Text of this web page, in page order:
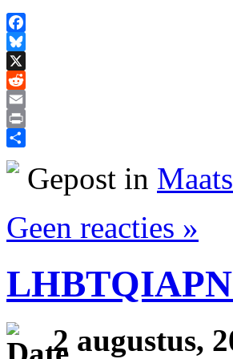
Facebook
Bluesky
X
Reddit
Email
Print
Gepost in
Geen reacties »
2 augustus,